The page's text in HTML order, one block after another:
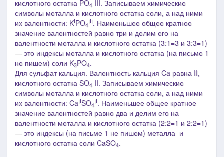
кислотного остатка PO4 III. Записываем химические
символы металла и кислотного остатка соли, а над ними
их валентности: KIPO4
III. Наименьшее общее кратное
значение валентностей равно три и делим его на
валентности металла и кислотного остатка (3:1=3 и 3:3=1)
― это индексы металла и кислотного остатка (на письме 1
не пишем) соли K3PO4.
Для сульфат кальция. Валентность кальция Ca равна II,
кислотного остатка SO4 II. Записываем химические
символы металла и кислотного остатка соли, а над ними
их валентности: CaIISO4
II. Наименьшее общее кратное
значение валентностей равно два и делим его на
валентности металла и кислотного остатка (2:2=1 и 2:2=1)
― это индексы (на письме 1 не пишем) металла и
кислотного остатка соли CaSO4.